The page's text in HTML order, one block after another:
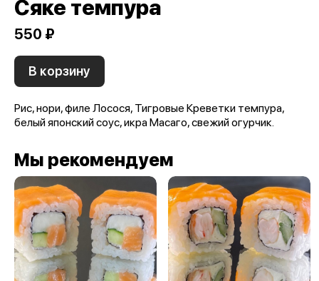
Сяке темпура
550 ₽
В корзину
Рис, нори, филе Лосося, Тигровые Креветки темпура,
белый японский соус, икра Масаго, свежий огурчик.
Мы рекомендуем